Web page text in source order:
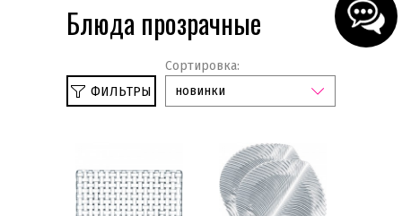
Блюда прозрачные
Сортировка:
новинки
ФИЛЬТРЫ
Коврики